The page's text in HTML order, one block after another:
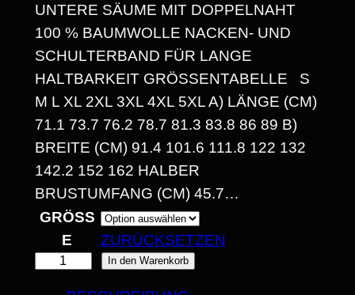
:
1
4
,
3
0
€
B
UNTERE SÄUME MIT DOPPELNAHT
100 % BAUMWOLLE NACKEN- UND
SCHULTERBAND FÜR LANGE
HALTBARKEIT GRÖSSENTABELLE S M
L XL 2XL 3XL 4XL 5XL A) LÄNGE (CM) 7
1.1 73.7 76.2 78.7 81.3 83.8 86 89 B) B
REITE (CM) 91.4 101.6 111.8 122 132 1
42.2 152 162 HALBER B
RUSTUMFANG (CM) 45.7…
GRÖSSE
ZURÜCKSETZEN
In den Warenkorb